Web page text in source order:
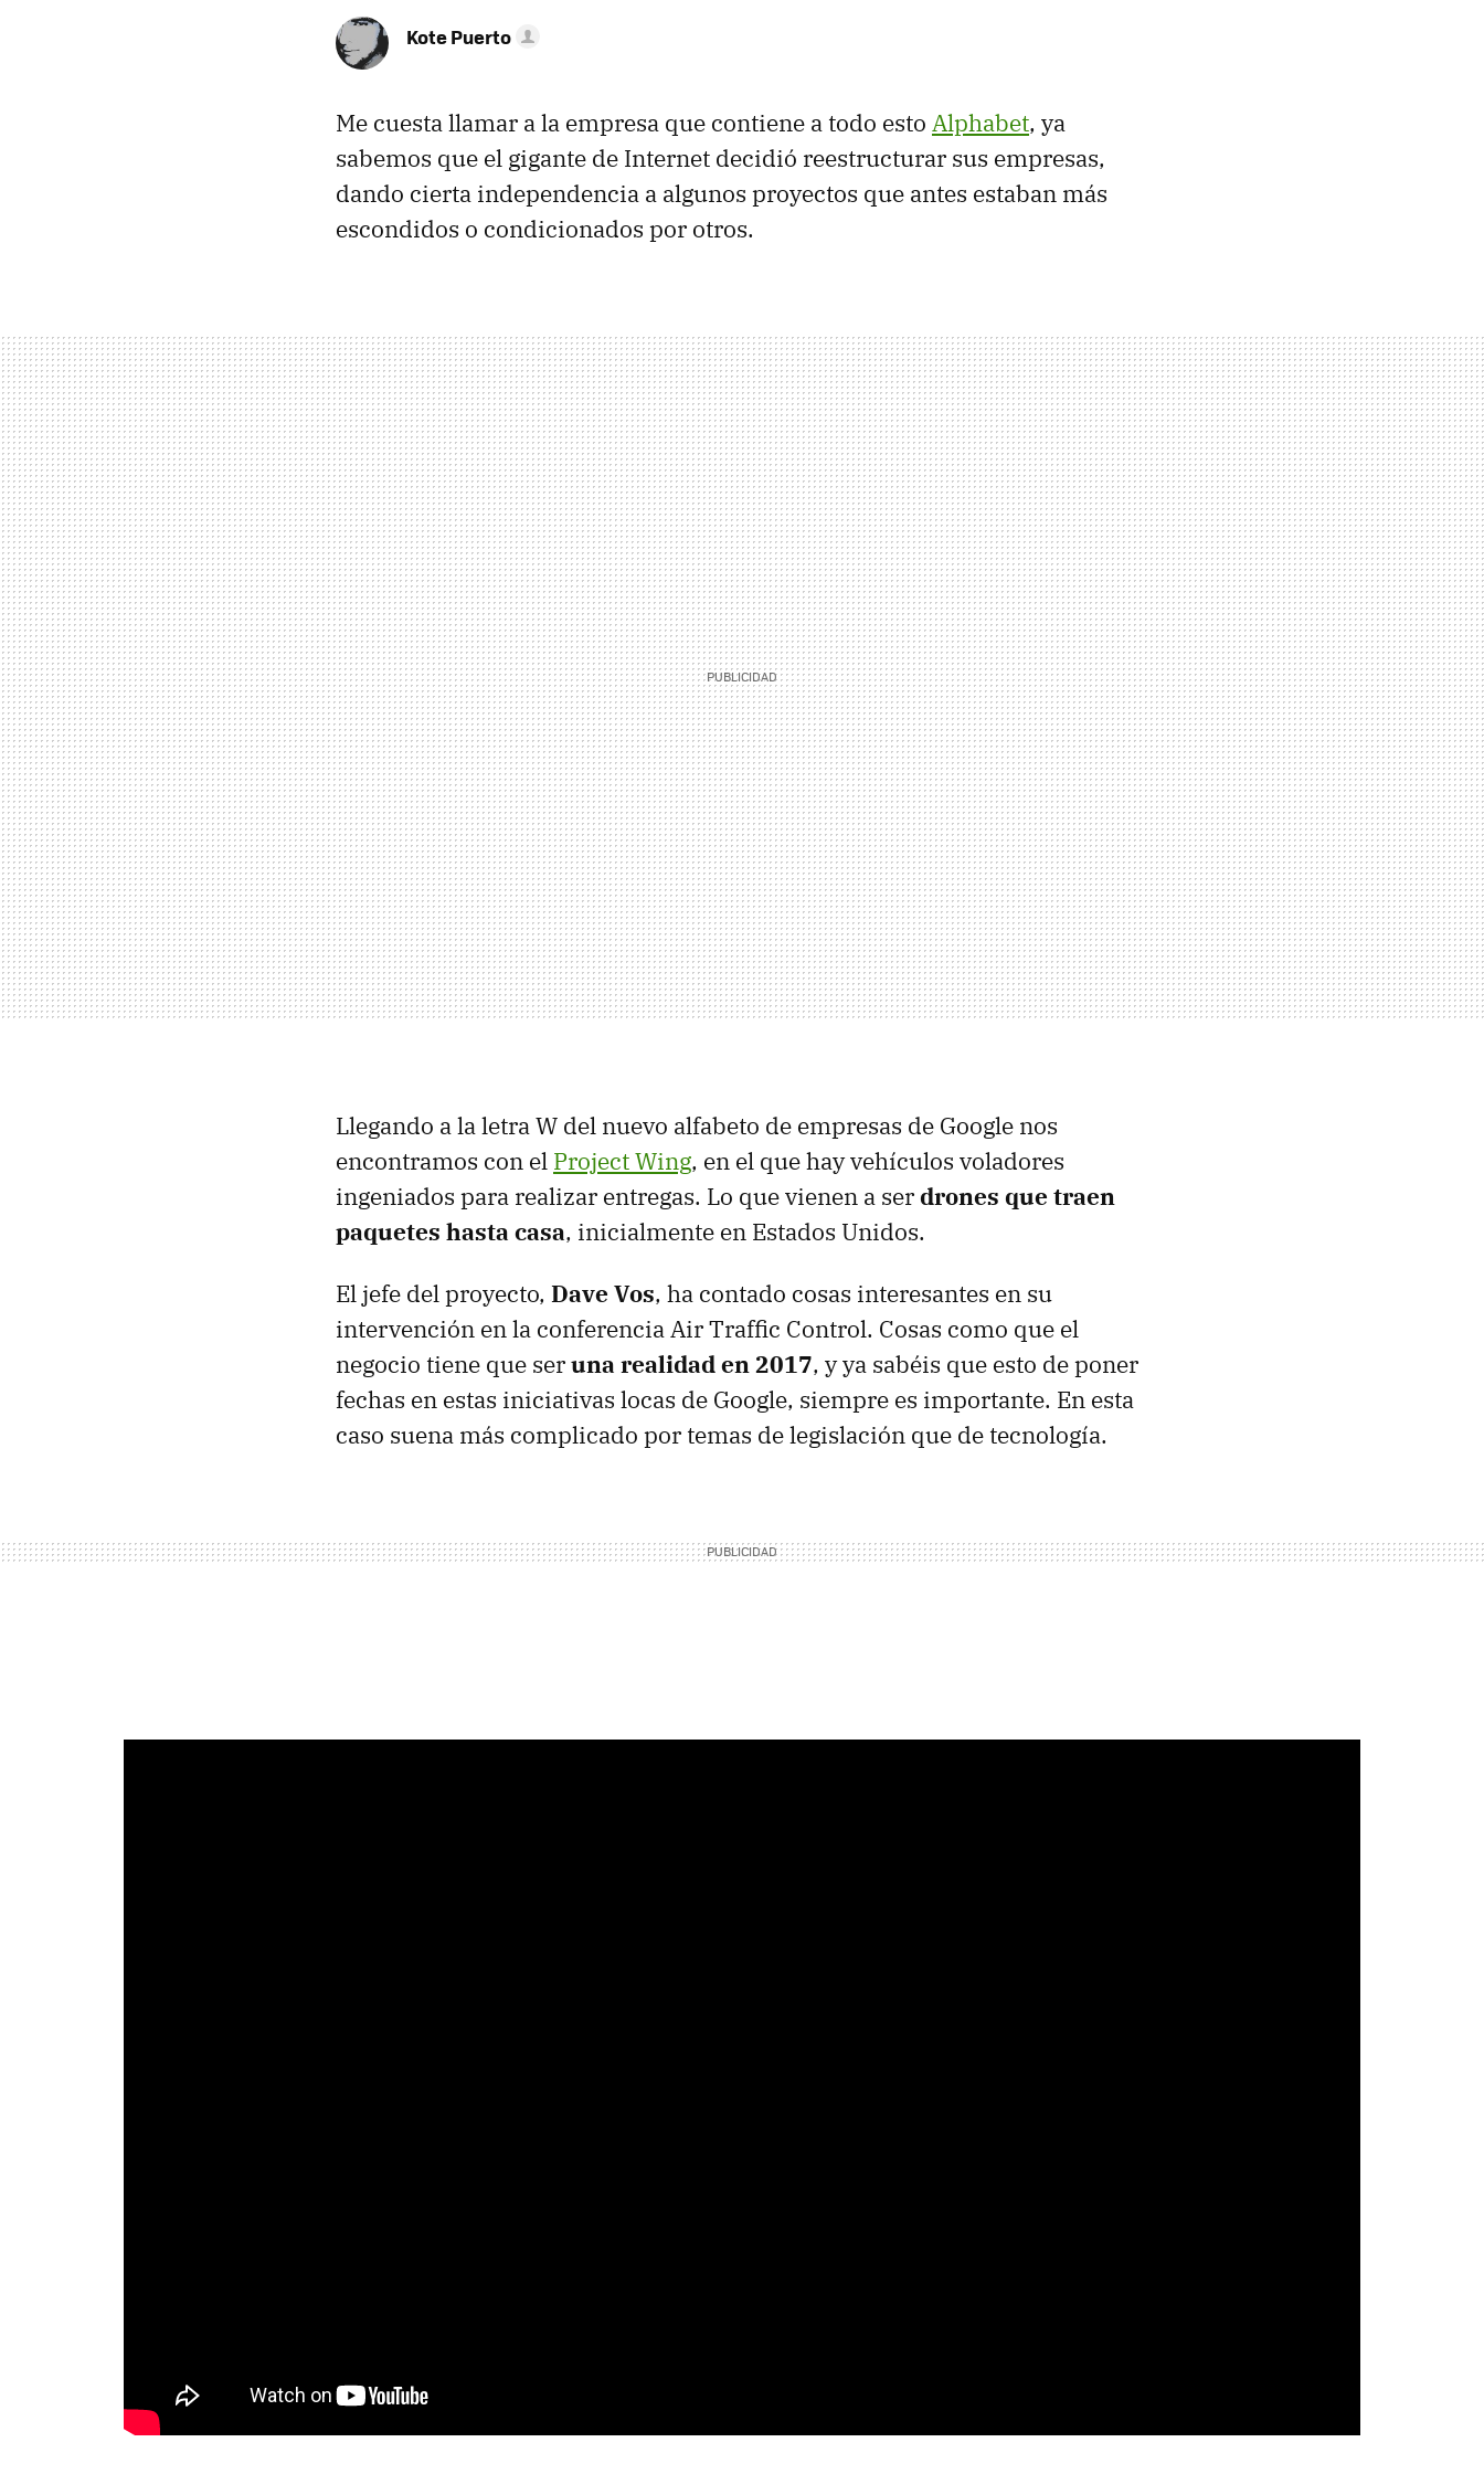
Kote Puerto
Me cuesta llamar a la empresa que contiene a todo esto Alphabet, ya
sabemos que el gigante de Internet decidió reestructurar sus empresas,
dando cierta independencia a algunos proyectos que antes estaban más
escondidos o condicionados por otros.
Llegando a la letra W del nuevo alfabeto de empresas de Google nos
encontramos con el Project Wing, en el que hay vehículos voladores
ingeniados para realizar entregas. Lo que vienen a serdrones que traen
paquetes hasta casa, inicialmente en Estados Unidos.
El jefe del proyecto, Dave Vos, ha contado cosas interesantes en su
intervención en la conferencia Air Traffic Control. Cosas como que el
negocio tiene que seruna realidad en 2017, y ya sabéis que esto de poner
fechas en estas iniciativas locas de Google, siempre es importante. En esta
caso suena más complicado por temas de legislación que de tecnología.